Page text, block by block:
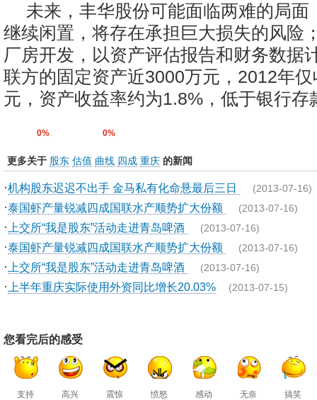
未来，丰华股份可能面临两难的局面
继续闲置，将存在承担巨大损失的风险
厂房开发，以资产评估报告和财务数据
联方的固定资产近3000万元，2012年
元，资产收益率约为1.8%，低于银行
0% 0%
更多关于 股东 估值 曲线 四成 重庆 的新闻
·机构股东迟迟不出手 金马私有化命悬最后三日 (2013-07-16)
·泰国虾产量锐减四成国联水产顺势扩大份额 (2013-07-16)
· 上交所“我是股东”活动走进青岛啤酒 (2013-07-16)
·泰国虾产量锐减四成国联水产顺势扩大份额 (2013-07-16)
· 上交所“我是股东”活动走进青岛啤酒 (2013-07-16)
· 上半年重庆实际使用外资同比增长20.03% (2013-07-15)
您看完后的感受
支持 高兴 震惊 愤怒 感动 无奈 搞笑